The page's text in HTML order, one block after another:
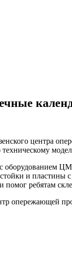
центра
оборудованием
и
ребятам
опережающей